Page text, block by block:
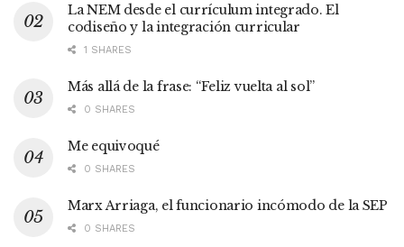
La NEM desde el currículum integrado. El
codiseño y la integración curricular
1 SHARES
Más allá de la frase: “Feliz vuelta al sol”
0 SHARES
Me equivoqué
0 SHARES
Marx Arriaga, el funcionario incómodo de la SEP
0 SHARES